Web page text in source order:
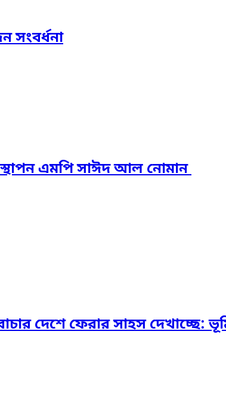
সংবর্ধনা
স্থাপন এমপি সাঈদ আল নোমান
দেশে ফেরার সাহস দেখাচ্ছে: ভূমি